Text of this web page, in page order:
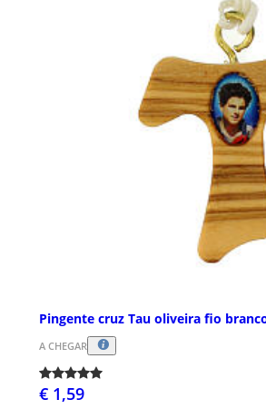
Pingente cruz Tau oliveira fio
A CHEGAR
€ 1,59